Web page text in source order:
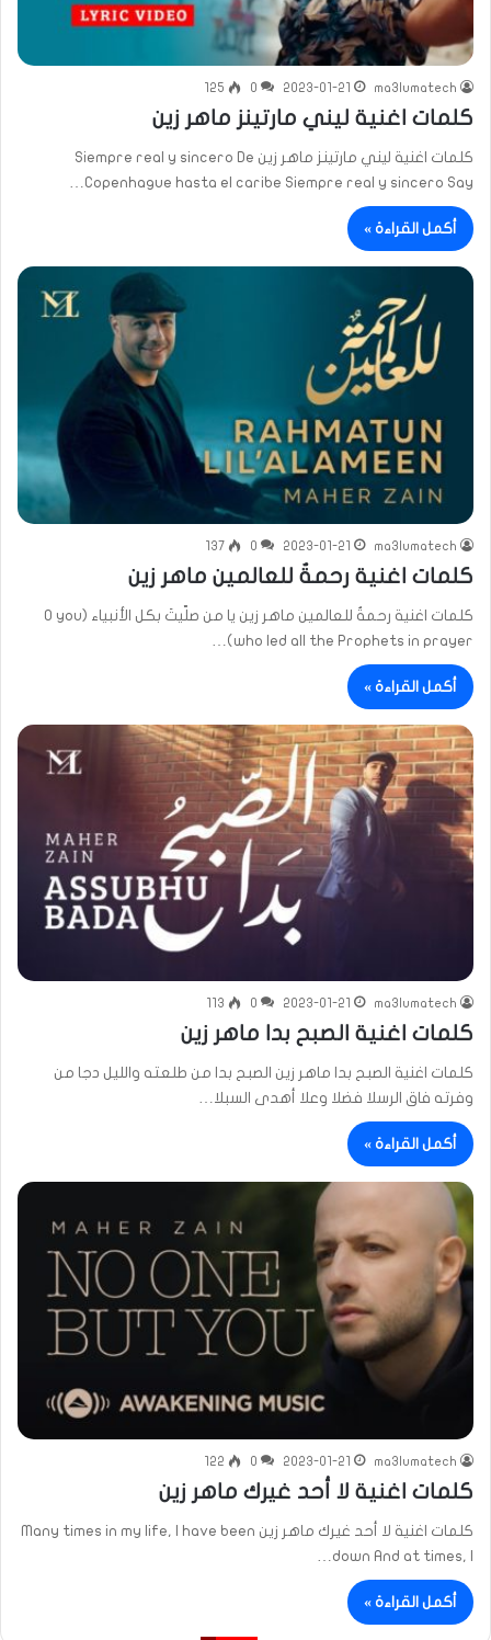
ma3lumatech
2023-01-21
0
125
كلمات اغنية ليني مارتينز ماهر زين
كلمات اغنية ليني مارتينز ماهر زين Siempre real y sincero De
Copenhague hasta el caribe Siempre real y sincero Say…
أكمل القراءة »
ma3lumatech
2023-01-21
0
137
كلمات اغنية رحمةٌ للعالمين ماهر زين
كلمات اغنية رحمةٌ للعالمين ماهر زين يا من صلّيتَ بكل الأنبياء (O you
who led all the Prophets in prayer)…
أكمل القراءة »
ma3lumatech
2023-01-21
0
113
كلمات اغنية الصبح بدا ماهر زين
كلمات اغنية الصبح بدا ماهر زين الصبح بدا من طلعته والليل دجا من
وفرته فاق الرسلا فضلا وعلا أهدى السبلا…
أكمل القراءة »
ma3lumatech
2023-01-21
0
122
كلمات اغنية لا أحد غيرك ماهر زين
كلمات اغنية لا أحد غيرك ماهر زين Many times in my life, I have been
down And at times, I…
أكمل القراءة »